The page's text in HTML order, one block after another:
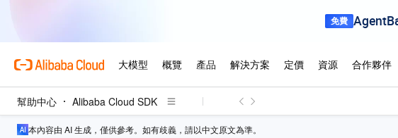
幫助中心 Alibaba Cloud SDK
本內容由 AI 生成，僅供參考。如有歧義，請以中文原文為準。